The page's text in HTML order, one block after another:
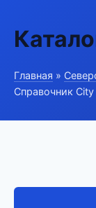
Главная »
Справочник City